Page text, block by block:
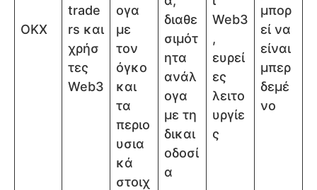
OKX
trade
rs και
χρήσ
τες
Web3
ογα
με
τον
όγκο
και
τα
περιο
υσια
κά
στοιχ
διαθε
σιμότ
ητα
ανάλ
ογα
με τη
δικαι
οδοσί
α
Web3
,
ευρεί
ες
λειτο
υργίε
ς
μπορ
εί να
είναι
μπερ
δεμέ
νο